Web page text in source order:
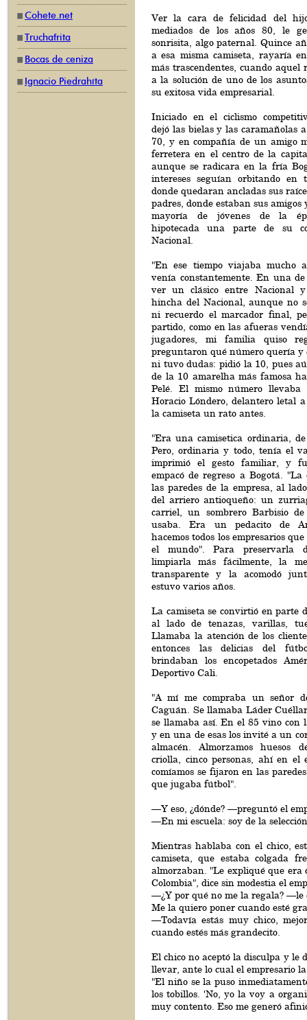
Cohete.net
Truchafrita
Bocas de ceniza
Ignacio Piedrahíta
Ver la cara de felicidad del
mediados de los años 80, le
sonrisita, algo paternal. Quince
a esa misma camiseta, rayaría
más trascendentes, cuando aquel
a la solución de uno de los
su exitosa vida empresarial.
Iniciado en el ciclismo
dejó las bielas y las caramañolas
70, y en compañía de un amigo
ferretera en el centro de la
aunque se radicara en la fría
intereses seguían orbitando en
donde quedaran ancladas sus
padres, donde estaban sus amigos
mayoría de jóvenes de la
hipotecada una parte de su
Nacional.
"En ese tiempo viajaba mucho
venía constantemente. En una
ver un clásico entre Nacional
hincha del Nacional, aunque no
ni recuerdo el marcador final,
partido, como en las afueras
jugadores, mi familia quiso
preguntaron qué número quería y
ni tuvo dudas: pidió la 10, pues
de la 10 amarelha más famosa
Pelé. El mismo número
Horacio Lóndero, delantero letal
la camiseta un rato antes.
"Era una camisetica ordinaria, de
Pero, ordinaria y todo, tenía el
imprimió el gesto familiar, y
empacó de regreso a Bogotá.
las paredes de la empresa, al
del arriero antioqueño: un
carriel, un sombrero Barbisio
usaba. Era un pedacito de
hacemos todos los empresarios
el mundo". Para preservarla
limpiarla más fácilmente, la
transparente y la acomodó
estuvo varios años.
La camiseta se convirtió en parte
al lado de tenazas, varillas,
Llamaba la atención de los
entonces las delicias del
brindaban los encopetados
Deportivo Cali.
"A mí me compraba un señor
Caguán. Se llamaba Láder
se llamaba así. En el 85 vino con
y en una de esas los invité a un
almacén. Almorzamos huesos
criolla, cinco personas, ahí en el
comíamos se fijaron en las
que jugaba fútbol".
—Y eso, ¿dónde? —preguntó el
—En mi escuela: soy de la
Mientras hablaba con el chico,
camiseta, que estaba colgada
almorzaban. "Le expliqué que era
Colombia", dice sin modestia el
—¿Y por qué no me la regala?
Me la quiero poner cuando esté
—Todavía estás muy chico,
cuando estés más grandecito.
El chico no aceptó la disculpa y le
llevar, ante lo cual el empresario
"El niño se la puso
los tobillos. 'No, yo la voy a
muy contento. Eso me generó